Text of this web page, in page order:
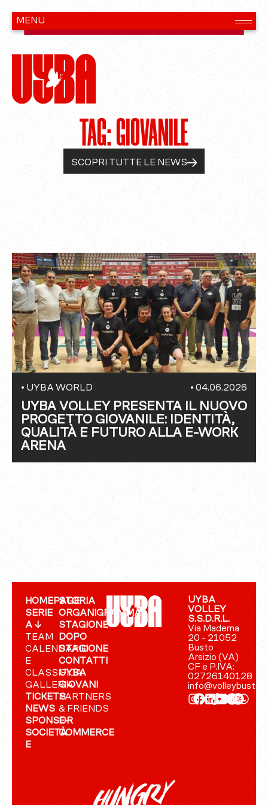
TAG: GIOVANILE
SCOPRI TUTTE LE NEWS
• UYBA WORLD • 04.06.2026
UYBA VOLLEY PRESENTA IL NUOVO
PROGETTO GIOVANILE: IDENTITÀ,
QUALITÀ E FUTURO ALLA E-WORK
ARENA
HOMEPAGE
SERIE
A ↓
TEAM
CALENDARIO
E
CLASSIFICA
GALLERIA
TICKETS
NEWS
SPONSOR
SOCIETÀ
E
STORIA
ORGANIGRAMMA
STAGIONE
DOPO
STAGIONE
CONTATTI
UYBA
GIOVANI
PARTNERS
& FRIENDS
E-
COMMERCE
UYBA
VOLLEY
S.S.D.R.L.
Via Maderna
20 - 21052
Busto
Arsizio (VA)
CF e P.IVA:
02726140128